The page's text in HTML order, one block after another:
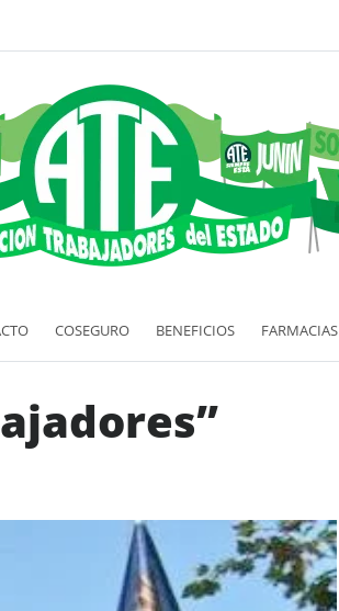
COSEGURO BENEFICIOS FARMACIAS